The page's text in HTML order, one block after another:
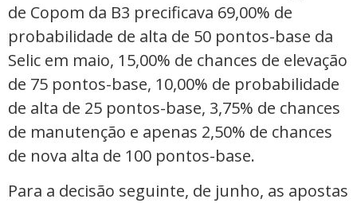
de Copom da B3 precificava 69,00% de
probabilidade de alta de 50 pontos-base da
Selic em maio, 15,00% de chances de elevação
de 75 pontos-base, 10,00% de probabilidade
de alta de 25 pontos-base, 3,75% de chances
de manutenção e apenas 2,50% de chances
de nova alta de 100 pontos-base.
Para a decisão seguinte, de junho, as apostas